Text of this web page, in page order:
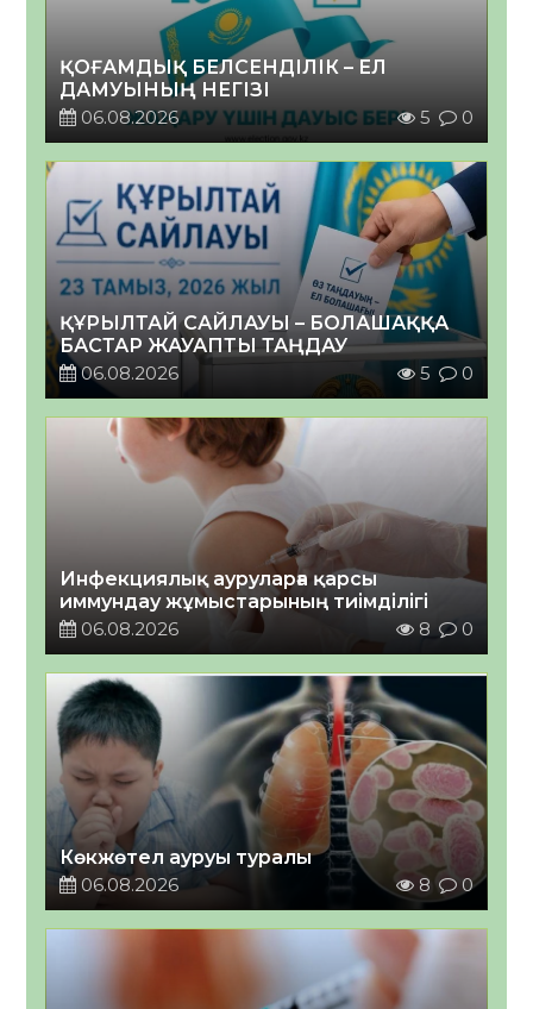
ҚОҒАМДЫҚ БЕЛСЕНДІЛІК – ЕЛ
ДАМУЫНЫҢ НЕГІЗІ
06.08.2026
5 0
ҚҰРЫЛТАЙ САЙЛАУЫ – БОЛАШАҚҚА
БАСТАР ЖАУАПТЫ ТАҢДАУ
06.08.2026
5 0
Инфекциялық ауруларға қарсы
иммундау жұмыстарының тиімділігі
06.08.2026
8 0
Көкжөтел ауруы туралы
06.08.2026
8 0